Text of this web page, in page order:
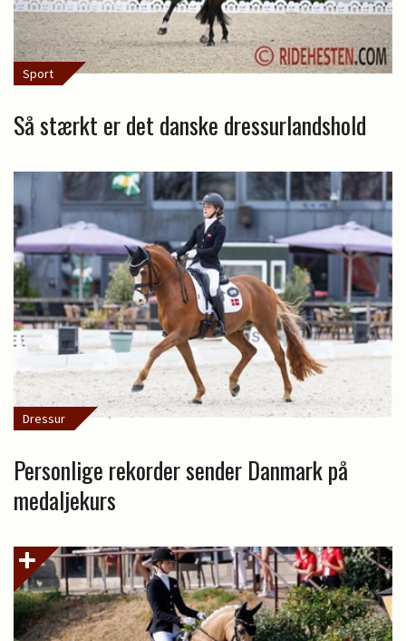
Sport
Så stærkt er det danske dressurlandshold
Dressur
Personlige rekorder sender Danmark på
medaljekurs